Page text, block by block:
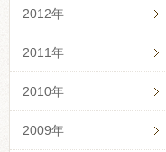
2012年
2011年
2010年
2009年